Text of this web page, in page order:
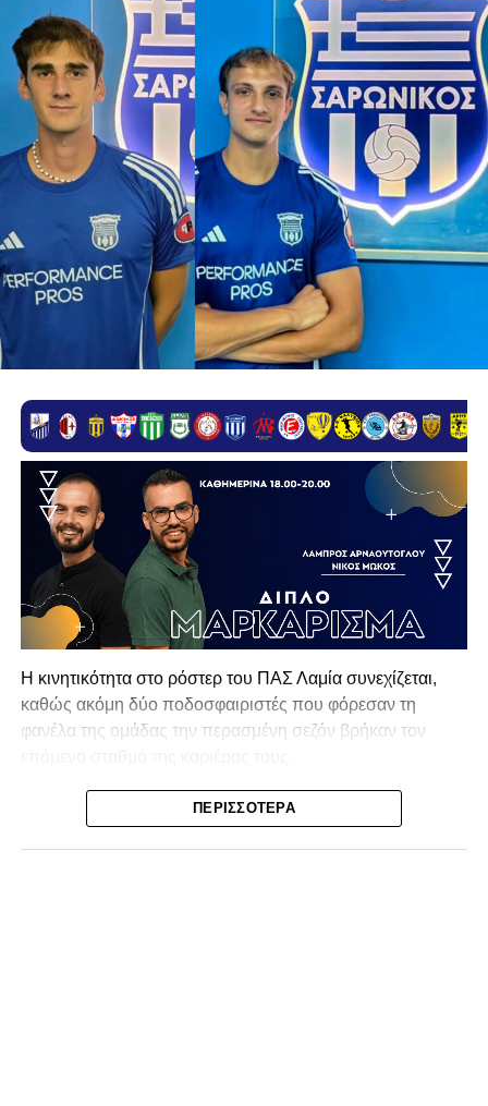
Η κινητικότητα στο ρόστερ του ΠΑΣ Λαμία συνεχίζεται,
καθώς ακόμη δύο ποδοσφαιριστές που φόρεσαν τη
φανέλα της ομάδας την περασμένη σεζόν βρήκαν τον
Ο λόγος για τον Βασίλη Τρούμπουλο και τον Χρυσόστομο
Στάγκο, οι οποίοι θα συνεχίσουν μαζί την ποδοσφαιρική
ΠΕΡΙΣΣΌΤΕΡΑ